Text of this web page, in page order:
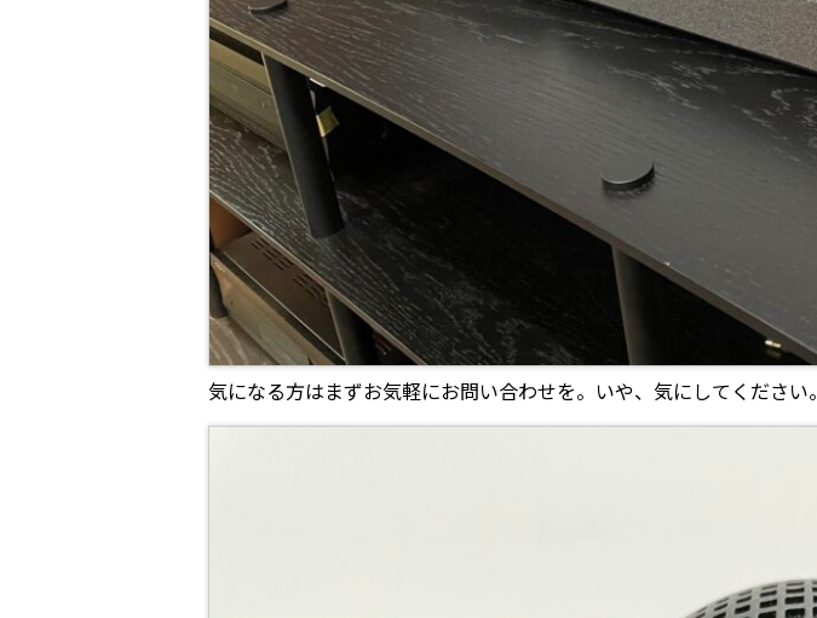
気になる方はまずお気軽にお問い合わせを。いや、気にしてください。